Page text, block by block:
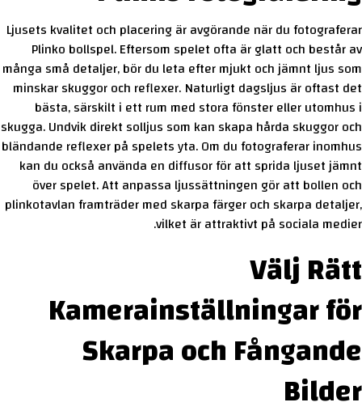
Ljusets kvalitet och placering är avgörande när du fotograferar
Plinko bollspel. Eftersom spelet ofta är glatt och består av
många små detaljer, bör du leta efter mjukt och jämnt ljus som
minskar skuggor och reflexer. Naturligt dagsljus är oftast det
bästa, särskilt i ett rum med stora fönster eller utomhus i
skugga. Undvik direkt solljus som kan skapa hårda skuggor och
bländande reflexer på spelets yta. Om du fotograferar inomhus
kan du också använda en diffusor för att sprida ljuset jämnt
över spelet. Att anpassa ljussättningen gör att bollen och
plinkotavlan framträder med skarpa färger och skarpa detaljer,
vilket är attraktivt på sociala medier.
Välj Rätt
Kamerainställningar för
Skarpa och Fångande
Bilder